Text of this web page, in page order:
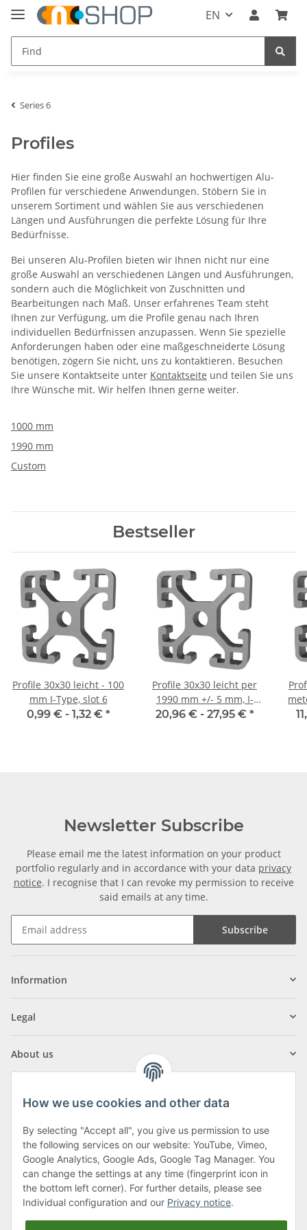
EN
Series 6
Profiles
Hier finden Sie eine große Auswahl an hochwertigen Alu-
Profilen für verschiedene Anwendungen. Stöbern Sie in
unserem Sortiment und wählen Sie aus verschiedenen
Längen und Ausführungen die perfekte Lösung für Ihre
Bedürfnisse.
Bei unseren Alu-Profilen bieten wir Ihnen nicht nur eine
große Auswahl an verschiedenen Längen und Ausführungen,
sondern auch die Möglichkeit von Zuschnitten und
Bearbeitungen nach Maß. Unser erfahrenes Team steht
Ihnen zur Verfügung, um die Profile genau nach Ihren
individuellen Bedürfnissen anzupassen. Wenn Sie spezielle
Anforderungen haben oder eine maßgeschneiderte Lösung
benötigen, zögern Sie nicht, uns zu kontaktieren. Besuchen
Sie unsere Kontaktseite unter Kontaktseite und teilen Sie uns
Ihre Wünsche mit. Wir helfen Ihnen gerne weiter.
1000 mm
1990 mm
Custom
Bestseller
Profile 30x30 leicht - 100
mm I-Type, slot 6
0,99 € - 1,32 € *
Profile 30x30 leicht per
1990 mm +/- 5 mm, I-
Type, slot 6
20,96 € - 27,95 € *
Newsletter Subscribe
Please email me the latest information on your product
portfolio regularly and in accordance with your data privacy
notice. I recognise that I can revoke my permission to receive
said emails at any time.
Subscribe
Information
Legal
About us
Klagenfurter Street 29
9556 Liebenfels
Monday to Thursday: 8am to 4:30pm
Friday: 8 to 12 o'clock
Phone:0043 (0) 4262 50900
How we use cookies and other data
By selecting "Accept all", you give us permission to use
the following services on our website: YouTube, Vimeo,
Google Analytics, Google Ads, Google Tag Manager. You
can change the settings at any time (fingerprint icon in
the bottom left corner). For further details, please see
Individual configuration and our Privacy notice.